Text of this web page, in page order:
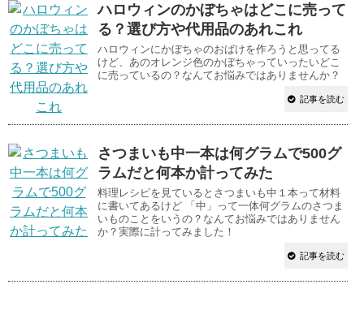
ハロウィンのかぼちゃはどこに売って
る？選び方や代用品のあれこれ
ハロウィンにかぼちゃのおばけを作ろうと思ってる
けど、あのオレンジ色のかぼちゃっていったいどこ
に売っているの？なんてお悩みではありませんか？
記事を読む
さつまいも中一本は何グラムで500グ
ラムだと何本か計ってみた
料理レシピを見ているとさつまいも中１本って材料
に書いてあるけど 「中」って一体何グラムのさつま
いものことをいうの？なんてお悩みではありません
か？実際に計ってみました！
記事を読む